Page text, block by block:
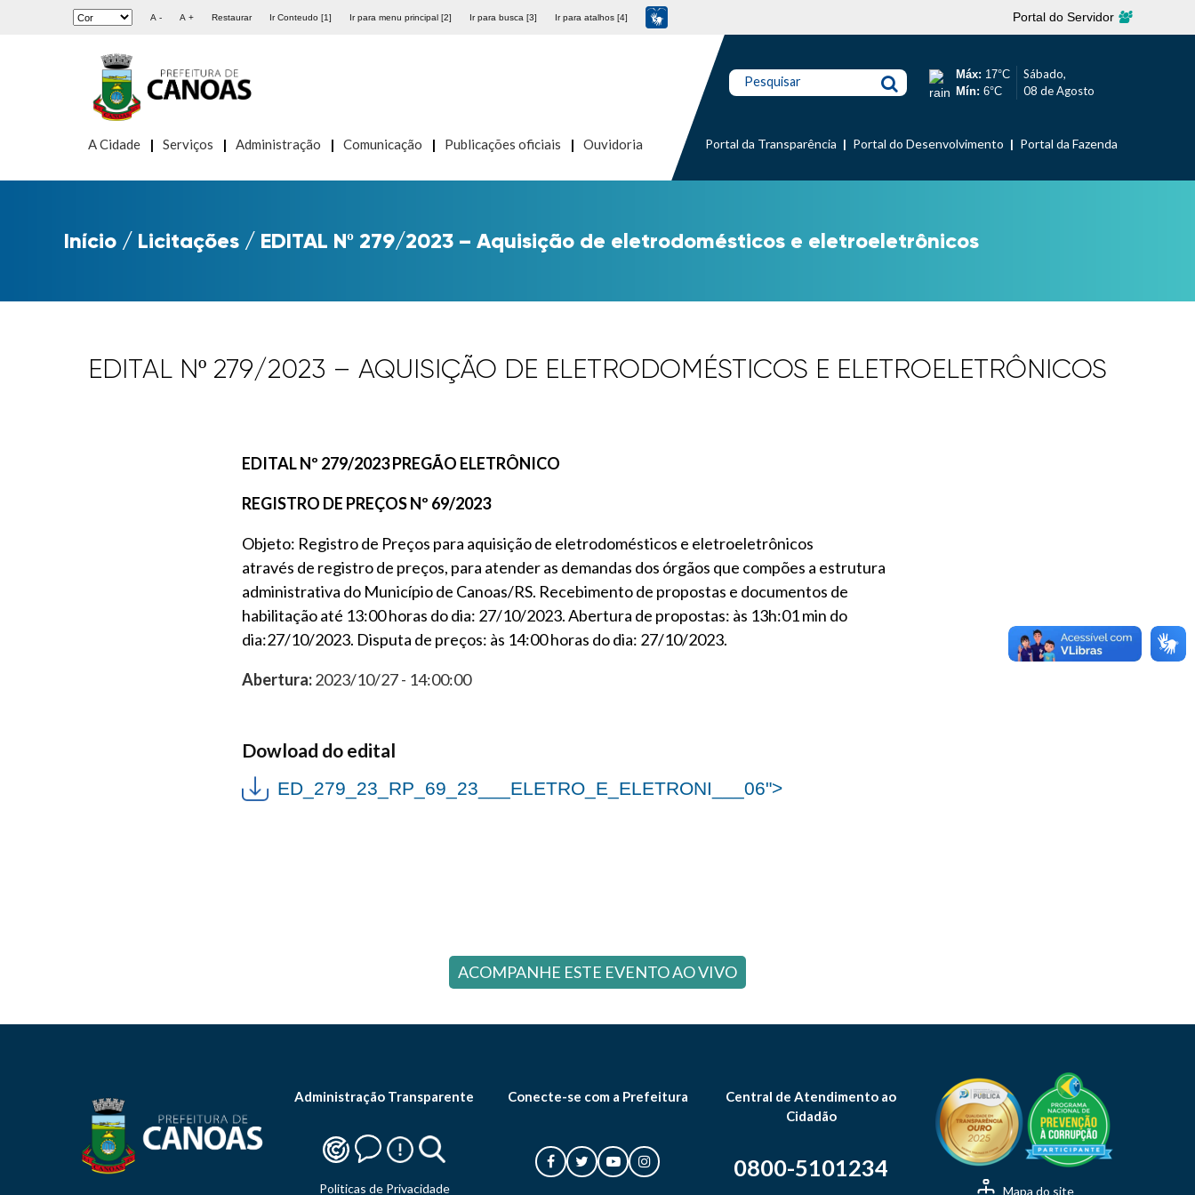
A - A + Restaurar Ir Conteudo [1] Ir para menu principal [2] Ir para busca [3] Ir para atalhos [4] Portal do Servidor
A Cidade Serviços Administração Comunicação Publicações oficiais Ouvidoria
Pesquisar Máx: 17°C
Mín: 6°C
Sábado,
08 de Agosto
Portal da Transparência Portal do Desenvolvimento Portal da Fazenda
Início / Licitações / EDITAL Nº 279/2023 – Aquisição de eletrodomésticos e eletroeletrônicos
EDITAL Nº 279/2023 – AQUISIÇÃO DE ELETRODOMÉSTICOS E ELETROELETRÔNICOS
EDITAL Nº 279/2023 PREGÃO ELETRÔNICO
REGISTRO DE PREÇOS Nº 69/2023
Objeto: Registro de Preços para aquisição de eletrodomésticos e eletroeletrônicos
através de registro de preços, para atender as demandas dos órgãos que compões a estrutura
administrativa do Município de Canoas/RS. Recebimento de propostas e documentos de
habilitação até 13:00 horas do dia: 27/10/2023. Abertura de propostas: às 13h:01 min do
dia:27/10/2023. Disputa de preços: às 14:00 horas do dia: 27/10/2023.
Abertura:2023/10/27 - 14:00:00
Dowload do edital
ED_279_23_RP_69_23___ELETRO_E_ELETRONI___06">
ACOMPANHE ESTE EVENTO AO VIVO
Administração Transparente
Politicas de Privacidade
Conecte-se com a Prefeitura
Central de Atendimento ao
Cidadão
0800-5101234
Mapa do site